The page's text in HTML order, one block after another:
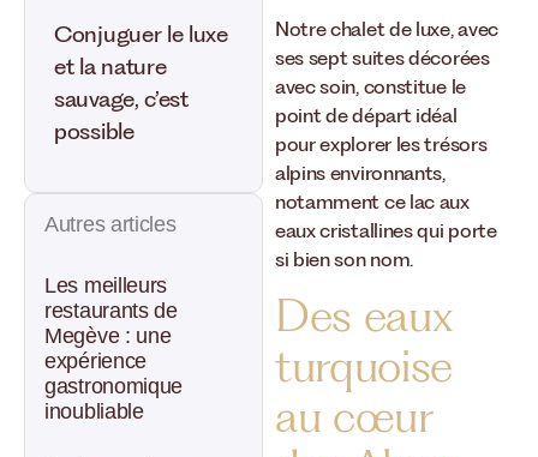
Conjuguer le luxe
et la nature
sauvage, c’est
possible
Autres articles
Les meilleurs
restaurants de
Megève : une
expérience
gastronomique
inoubliable
Notre chalet de luxe, avec
ses sept suites décorées
avec soin, constitue le
point de départ idéal
pour explorer les trésors
alpins environnants,
notamment ce lac aux
eaux cristallines qui porte
si bien son nom.
Des eaux
turquoise
au cœur